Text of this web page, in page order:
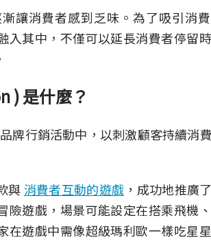
讓消費者感到乏味。為了吸引消
入其中，不僅可以延長消費者停留
) 是什麼？
牌行銷活動中，以刺激顧客持續消
與消費者互動的遊戲 ，成功地推廣
險遊戲，場景可能設定在搭乘飛機
在遊戲中需像超級瑪利歐一樣吃星